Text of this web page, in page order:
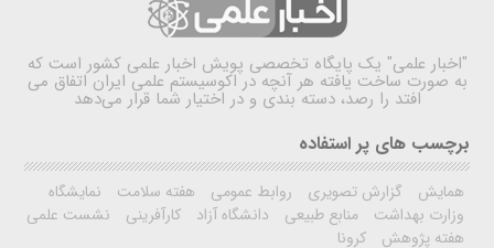
"اخبار علمی" یک پایگاه تخصصی پویش اخبار علمی کشور است که
به صورت ساخت یافته هر آنچه در اکوسیستم علمی ایران اتفاق می
افتد را رصد، دسته بندی و در اختیار شما قرار می‌دهد
برچسب های پر استفاده
همایش گزارش تصویری روابط عمومی هفته سلامت
نمایشگاه
وزارت بهداشت
منابع طبیعی دانشگاه آزاد کارآفرینی
نشست علمی
هفته پژوهش
کرونا